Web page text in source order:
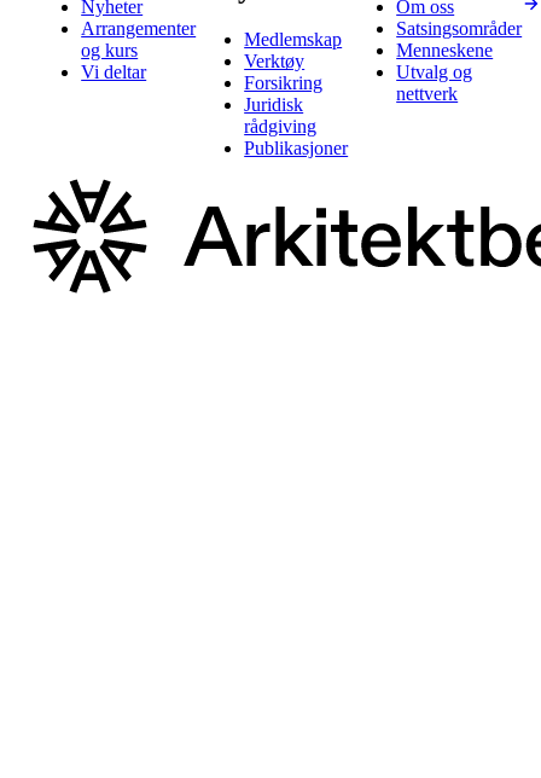
Nyheter
Arrangementer
og kurs
Vi deltar
Medlemskap
Verktøy
Forsikring
Juridisk
rådgiving
Publikasjoner
Om oss
Satsingsområder
Menneskene
Utvalg og
nettverk